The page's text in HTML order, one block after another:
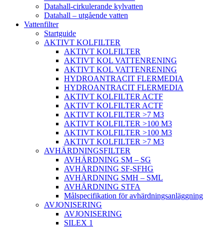
Datahall-cirkulerande kylvatten
Datahall – utgående vatten
Vattenfilter
Startguide
AKTIVT KOLFILTER
AKTIVT KOLFILTER
AKTIVT KOL VATTENRENING
AKTIVT KOL VATTENRENING
HYDROANTRACIT FLERMEDIA
HYDROANTRACIT FLERMEDIA
AKTIVT KOLFILTER ACTF
AKTIVT KOLFILTER ACTF
AKTIVT KOLFILTER >7 M3
AKTIVT KOLFILTER >100 M3
AKTIVT KOLFILTER >100 M3
AKTIVT KOLFILTER >7 M3
AVHÄRDNINGSFILTER
AVHÄRDNING SM – SG
AVHÄRDNING SF-SFHG
AVHÄRDNING SMH – SML
AVHÄRDNING STFA
Målspecifikation för avhärdningsanläggning
AVJONISERING
AVJONISERING
SILEX 1